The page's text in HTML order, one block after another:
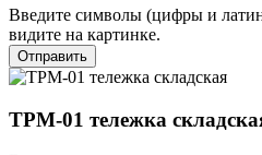
Введите символы (цифры и
видите на картинке.
Отправить
ТРМ-01 тележка